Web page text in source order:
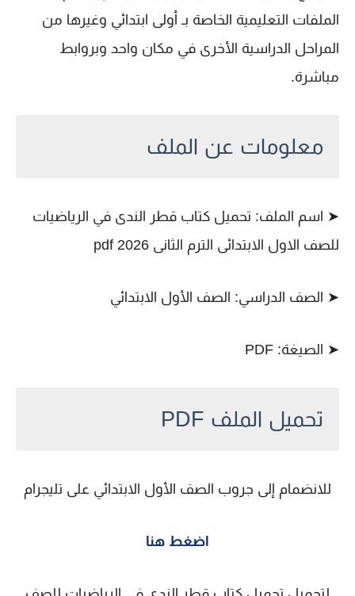
الملفات التعليمية الخاصة بـ أولى ابتدائي وغيرها من
المراحل الدراسية الأخرى في مكان واحد وبروابط
مباشرة.
معلومات عن الملف
➤ اسم الملف: تحميل كتاب قطر الندى في الرياضيات
للصف الاول الابتدائى الترم الثانى 2026 pdf
➤ الصف الدراسي: الصف الأول الابتدائي
➤ الصيغة: PDF
تحميل الملف PDF
للانضمام إلى جروب الصف الأول الابتدائي على تليجرام
اضغط هنا